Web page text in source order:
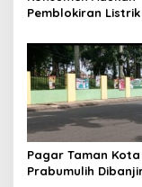
Pemblokiran
Ombudsman RI
Pagar Taman Kota
Prabumulih